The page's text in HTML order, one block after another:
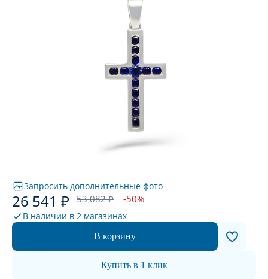
Запросить дополнительные фото
26 541 ₽ 53 082 ₽ -50%
В наличии в 2 магазинах
В корзину
Купить в 1 клик